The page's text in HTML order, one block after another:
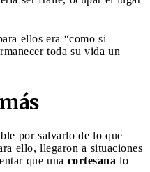
ellos era “como si
toda su vida un
por salvarlo de lo que
ello, llegaron a situaciones
que una cortesana lo